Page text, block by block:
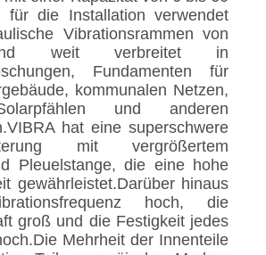
für die Installation verwendet
Vibrationsrammen von
weit verbreitet in
Fundamenten für
kommunalen Netzen,
und anderen
hat eine superschwere
mit vergrößertem
Pleuelstange, die eine hohe
gewährleistet.Darüber hinaus
hoch, die
groß und die Festigkeit jedes
Mehrheit der Innenteile